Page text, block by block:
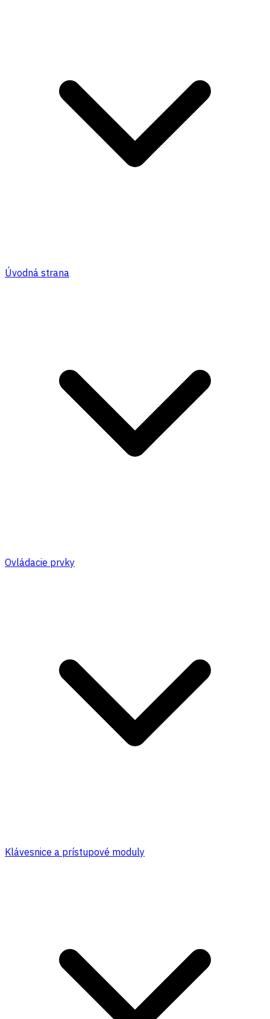
Úvodná strana
Ovládacie prvky
Klávesnice a prístupové moduly